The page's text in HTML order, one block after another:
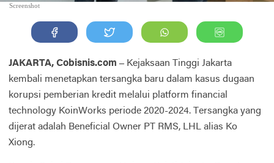
Screenshot
JAKARTA, Cobisnis.com – Kejaksaan Tinggi Jakarta
kembali menetapkan tersangka baru dalam kasus dugaan
korupsi pemberian kredit melalui platform financial
technology KoinWorks periode 2020-2024. Tersangka yang
dijerat adalah Beneficial Owner PT RMS, LHL alias Ko
Xiong.